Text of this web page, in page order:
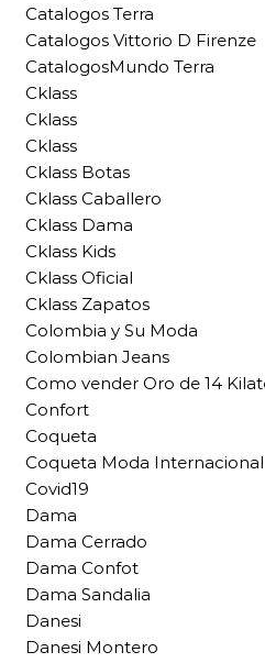
Catalogos Terra
Catalogos Vittorio D Firenze
CatalogosMundo Terra
Cklass
Cklass
Cklass
Cklass Botas
Cklass Caballero
Cklass Dama
Cklass Kids
Cklass Oficial
Cklass Zapatos
Colombia y Su Moda
Colombian Jeans
Como vender Oro de 14
Confort
Coqueta
Coqueta Moda Internacional
Covid19
Dama
Dama Cerrado
Dama Confot
Dama Sandalia
Danesi
Danesi Montero